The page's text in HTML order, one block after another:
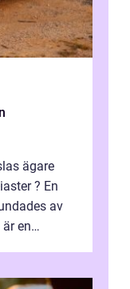
ägare
? En
av
en